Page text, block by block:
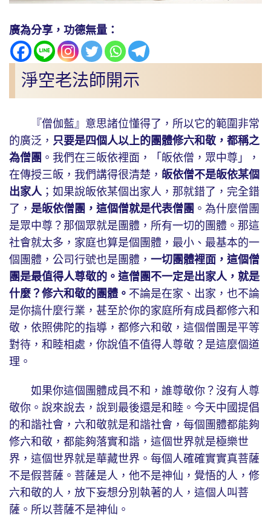
廣為分享，功德無量：
淨空老法師開示
『僧伽藍』意思諸位懂得了，所以它的範圍非常
的廣泛， 只要是四個人以上的團體修六和敬，都稱之
為僧團 。我們在三皈依裡面，「皈依僧，眾中尊」，
在傳授三皈，我們講得很清楚， 皈依僧不是皈依某個
出家人；如果說皈依某個出家人，那就錯了，完全錯
了， 是皈依僧團，這個僧就是代表僧團 。為什麼僧團
是眾中尊？那個眾就是團體，所有一切的團體。那這
社會就太多，家庭也算是個團體，最小、最基本的一
個團體，公司行號也是團體， 一切團體裡面，這個僧
團是最值得人尊敬的。這僧團不一定是出家人，就是
什麼？修六和敬的團體。 不論是在家、出家，也不論
是你搞什麼行業，甚至於你的家庭所有成員都修六和
敬，依照佛陀的指導，都修六和敬，這個僧團是平等
對待，和睦相處，你說值不值得人尊敬？是這麼個道
理。
如果你這個團體成員不和，誰尊敬你？沒有人尊
敬你。說來說去，說到最後還是和睦。今天中國提倡
的和諧社會，六和敬就是和諧社會，每個團體都能夠
修六和敬，都能夠落實和諧，這個世界就是極樂世
界，這個世界就是華藏世界。每個人確確實實真菩薩
不是假菩薩。菩薩是人，他不是神仙，覺悟的人，修
六和敬的人，放下妄想分別執著的人，這個人叫菩
薩。所以菩薩不是神仙。